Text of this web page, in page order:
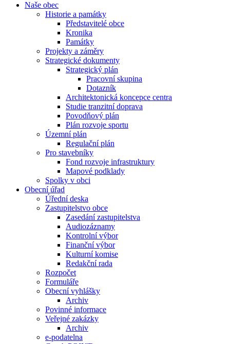
Naše obec
Historie a památky
Představitelé obce
Kronika
Památky
Projekty a záměry
Strategické dokumenty
Strategický plán
Pracovní skupina
Dotazník
Architektonická koncepce centra
Studie tranzitní doprava
Povodňový plán
Plán rozvoje sportu
Územní plán
Regulační plán
Pro stavebníky
Fond rozvoje infrastruktury
Mapové podklady
Spolky v obci
Obecní úřad
Úřední deska
Zastupitelstvo obce
Zasedání zastupitelstva
Audiozáznamy
Kontrolní výbor
Finanční výbor
Kulturní komise
Redakční rada
Rozpočet
Formuláře
Obecní vyhlášky
Archiv
Povinné informace
Veřejné zakázky
Archiv
e-podatelna